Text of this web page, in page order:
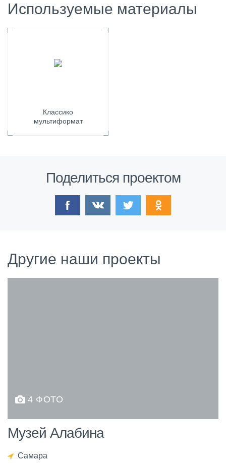
Используемые материалы
Классико
мультиформат
Поделиться проектом
Другие наши проекты
4 ФОТО
Музей Алабина
Самара